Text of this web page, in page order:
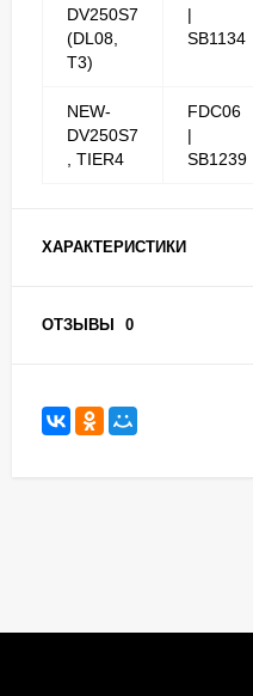
DV250S7
(DL08,
T3)
|
SB1134
NEW-
DV250S7
, TIER4
FDC06
|
SB1239
ХАРАКТЕРИСТИКИ
ОТЗЫВЫ 0